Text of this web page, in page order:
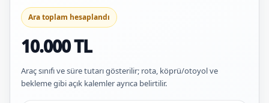
Ara toplam hesaplandı
10.000 TL
Araç sınıfı ve süre tutarı gösterilir; rota, köprü/otoyol ve
bekleme gibi açık kalemler ayrıca belirtilir.